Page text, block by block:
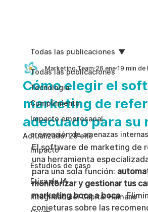
Todas las publicaciones
Tecnologia
Cumplimiento
Impacto empresarial
prevención de amenazas internas
Impacto
Estudios de caso
Etica de IA
Integridad del Capital Humano
Todas las publicaciones
Cómo elegir el
marketing de
adecuado para su
Marketing Team 26 ene 19 min de
Actualizado:26 ene
El software de marketing de
una herramienta
para una sola función:
monitorizar y gestionar tus
marketing boca a boca .
conjeturas sobre las